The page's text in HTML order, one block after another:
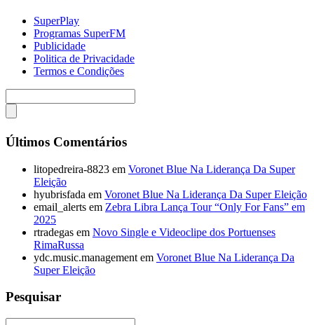
SuperPlay
Programas SuperFM
Publicidade
Politica de Privacidade
Termos e Condições
Últimos Comentários
litopedreira-8823 em Voronet Blue Na Liderança Da Super
Eleição
hyubrisfada em Voronet Blue Na Liderança Da Super Eleição
email_alerts em Zebra Libra Lança Tour “Only For Fans” em
2025
rtradegas em Novo Single e Videoclipe dos Portuenses
RimaRussa
ydc.music.management em Voronet Blue Na Liderança Da
Super Eleição
Pesquisar